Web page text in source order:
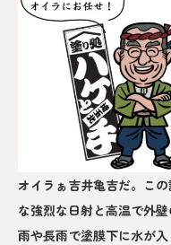
オイラぁ吉井亀吉だ。こ
な強烈な日射と高温で外
雨や長雨で塗膜下に水が